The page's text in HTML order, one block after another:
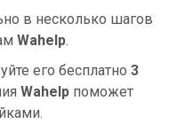
в несколько шагов
Wahelp.
его бесплатно 3
Wahelp поможет